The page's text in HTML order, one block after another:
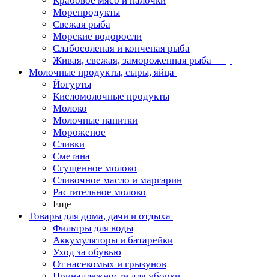
Морепродукты
Свежая рыба
Морские водоросли
Слабосоленая и копченая рыба
Живая, свежая, замороженная рыба
Молочные продукты, сыры, яйца
Йогурты
Кисломолочные продукты
Молоко
Молочные напитки
Мороженое
Сливки
Сметана
Сгущенное молоко
Сливочное масло и маргарин
Растительное молоко
Еще
Товары для дома, дачи и отдыха
Фильтры для воды
Аккумуляторы и батарейки
Уход за обувью
От насекомых и грызунов